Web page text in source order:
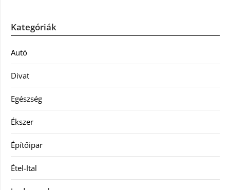
Kategóriák
Autó
Divat
Egészség
Ékszer
Építőipar
Étel-Ital